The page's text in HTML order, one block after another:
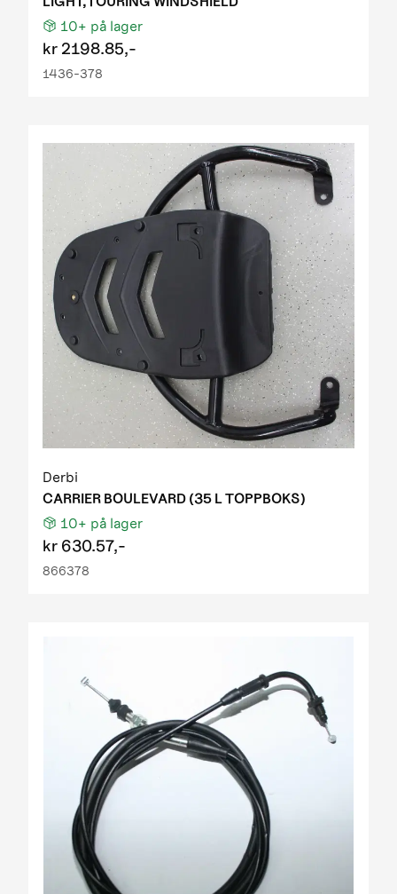
10+ på lager
kr 2198.85,-
1436-378
Derbi
CARRIER BOULEVARD (35 L TOPPBOKS)
10+ på lager
kr 630.57,-
866378